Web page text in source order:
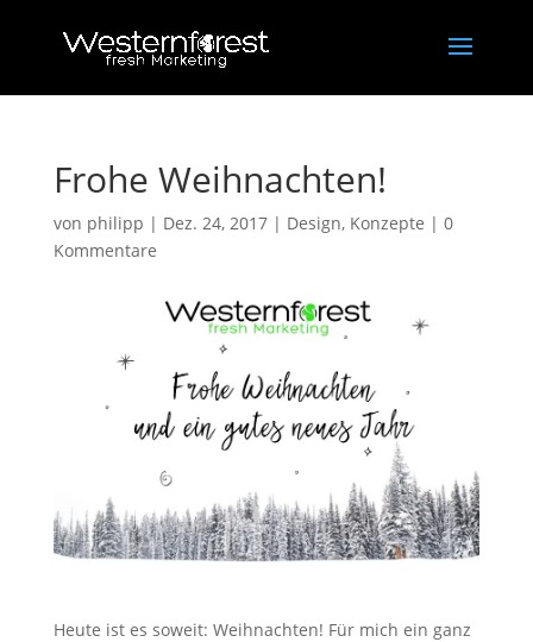
Frohe Weihnachten!
von philipp | Dez. 24, 2017| Design, Konzepte | 0
Kommentare
Heute ist es soweit: Weihnachten! Für mich ein ganz